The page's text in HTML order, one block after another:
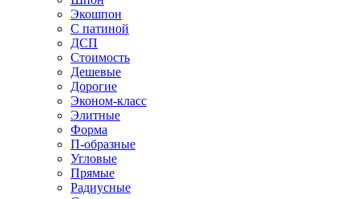
Экошпон
С патиной
ДСП
Стоимость
Дешевые
Дорогие
Эконом-класс
Элитные
Форма
П-образные
Угловые
Прямые
Радиусные